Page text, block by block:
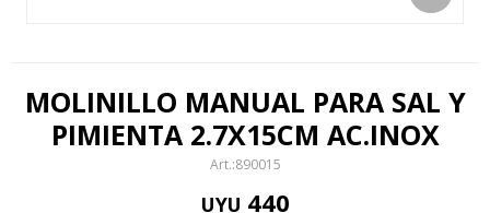
MOLINILLO MANUAL PARA SAL Y
PIMIENTA 2.7X15CM AC.INOX
890015
UYU 440